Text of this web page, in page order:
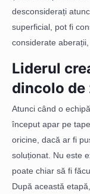
desconsiderați
superficial, pot fi
considerate
Liderul
dincolo
Atunci când o
început apar pe
oricine, dacă ar fi
soluționat. Nu este
poate chiar să fi
După această